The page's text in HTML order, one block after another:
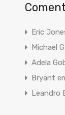
Eric
Michael
Adela
Bryant
Leandro